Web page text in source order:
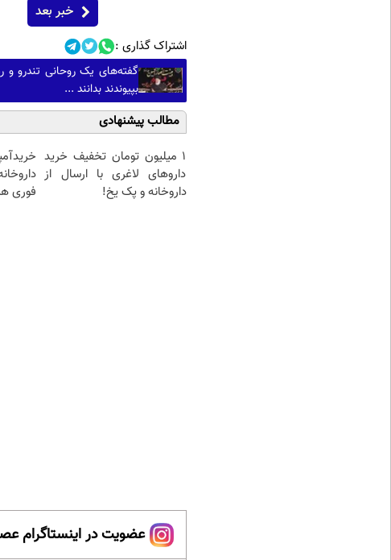
خبر بعد
اشتراک گذاری :
بپیوندند بدانند ...
مطالب پیشنهادی
1 میلیون تومان تخفیف خرید
داروهای لاغری با ارسال از
داروخانه و پک یخ!
فوری
عضویت در اینستاگرام